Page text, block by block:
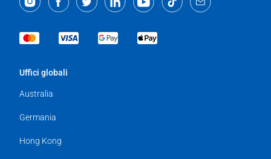
Uffici globali
Australia
Germania
Hong Kong